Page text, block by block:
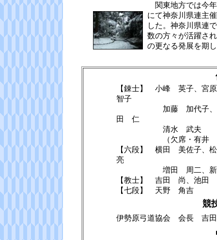
関東地方では今年
にて神奈川県連主
した。神奈川県連
数の方々が活躍さ
の更なる発展を期
【錬士】 小峰 英子、宮
智子
加藤 加代子、吉田
田 仁
清水 武夫
（欠席・有井 弘
【六段】 横田 美佐子、
亮
増田 周二、新井 正
【教士】 吉田 尚、池田
【七段】 天野 角吉
競
伊勢原弓道協会 会長 吉